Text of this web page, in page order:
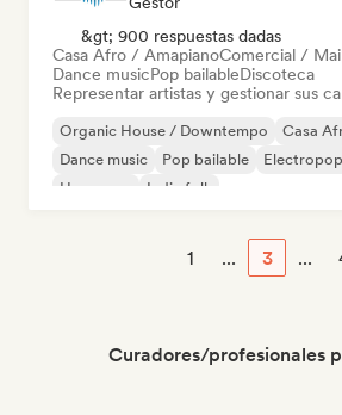
&gt; 900 respuestas dadas
Casa Afro / AmapianoComercial /
Dance musicPop bailableDiscoteca
Representar artistas y gestionar sus
Organic House / Downtempo
Casa
Dance music
Pop bailable Electropop
Hyperpop
Indie folk
1 ... 3 ...
Curadores/profesionales